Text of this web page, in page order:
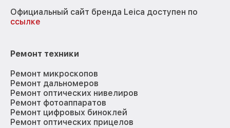
Официальный сайт бренда Leica доступен по
ссылке
Ремонт техники
Ремонт микроскопов
Ремонт дальномеров
Ремонт оптических нивелиров
Ремонт фотоаппаратов
Ремонт цифровых биноклей
Ремонт оптических прицелов